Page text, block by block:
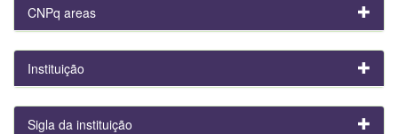
CNPq areas
Instituição
Sigla da instituição